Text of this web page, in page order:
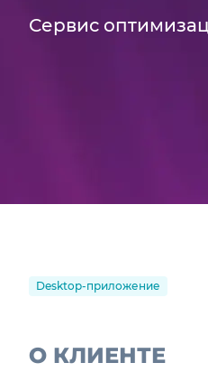
Сервис
Desktop-приложение
О КЛИЕНТЕ